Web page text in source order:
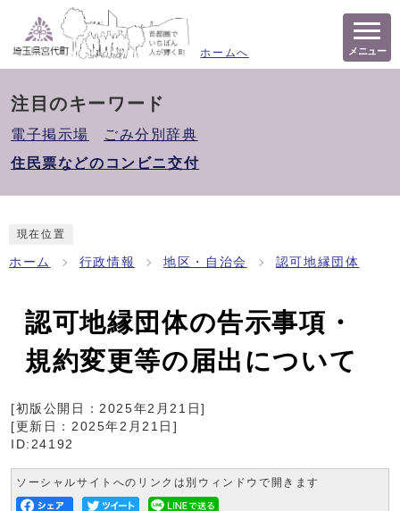
ホームへ メニュー
注目のキーワード
電子掲示場
ごみ分別辞典
住民票などのコンビニ交付
現在位置
ホーム 行政情報 地区・自治会 認可地縁団体
認可地縁団体の告示事項・
規約変更等の届出について
[初版公開日：2025年2月21日]
[更新日： 2025年2月21日 ]
ID:24192
ソーシャルサイトへのリンクは別ウィンドウで開きます